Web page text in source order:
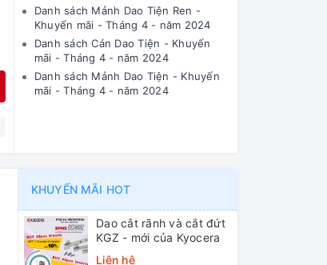
Danh sách Mảnh Dao Tiện Ren -
Khuyến mãi - Tháng 4 - năm 2024
Danh sách Cán Dao Tiện - Khuyến
mãi - Tháng 4 - năm 2024
Danh sách Mảnh Dao Tiện - Khuyến
mãi - Tháng 4 - năm 2024
KHUYẾN MÃI HOT
Dao cắt rãnh và cắt đứt
KGZ - mới của Kyocera
Liên hệ